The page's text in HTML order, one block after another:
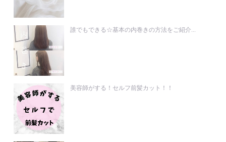
誰でもできる☆基本の内巻きの方法をご紹介...
美容師がする！セルフ前髪カット！！